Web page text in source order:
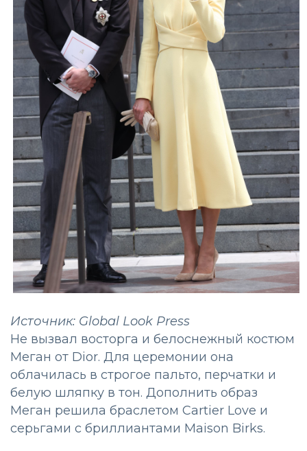
Источник: Global Look Press
Не вызвал восторга и белоснежный костюм
Меган от Dior. Для церемонии она
облачилась в строгое пальто, перчатки и
белую шляпку в тон. Дополнить образ
Меган решила браслетом Cartier Love и
серьгами с бриллиантами Maison Birks.